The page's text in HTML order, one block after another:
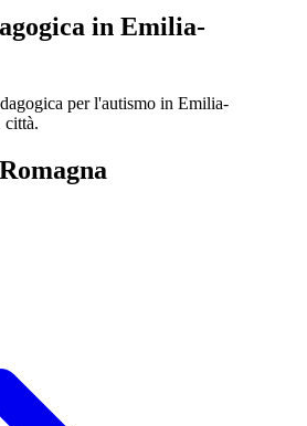
in Emilia-
per l'autismo in Emilia-
città.